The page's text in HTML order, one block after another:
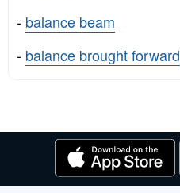
- balance beam
- balance brought forward